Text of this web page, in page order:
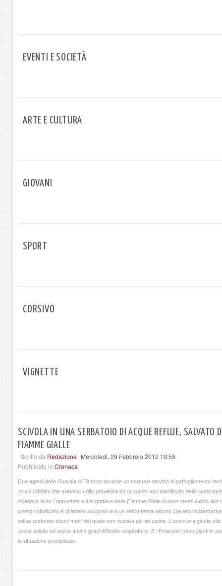
EVENTI E SOCIETÀ
ARTE E CULTURA
GIOVANI
SPORT
CORSIVO
VIGNETTE
SCIVOLA IN UNA SERBATOIO DI ACQUE REFLUE, SALVATO
FIAMME GIALLE
Scritto da Redazione Mercoledì, 29 Febbraio 2012 19:59
Pubblicato in Cronaca
Due agenti della Guardia di Finanza durante un normale servizio di pattugliamento
alcuni cittadini che avevano udito provenire da un punto non identificato della
chiedeva aiuto.L’appuntato e il brigadiere delle Fiamme Gialle si sono messi subito
presto individuato.A chiedere soccorso era un settantenne elbano che era
reflue profondo alcuni metri dal quale non riusciva più ad uscire. L'uomo era giunto
aveva colpito ed aveva anche gravi difficolta respiratorie. E i Finanzieri sono giunti in
la situazione precipitasse.